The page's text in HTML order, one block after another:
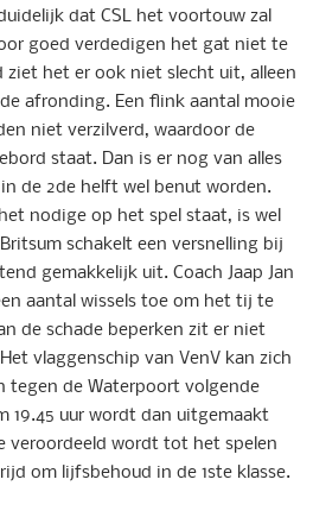
dat CSL het voortouw zal
goed verdedigen het gat niet te
ziet het er ook niet slecht uit, alleen
afronding. Een flink aantal mooie
niet verzilverd, waardoor de
staat. Dan is er nog van alles
de 2de helft wel benut worden.
nodige op het spel staat, is wel
schakelt een versnelling bij
gemakkelijk uit. Coach Jaap Jan
aantal wissels toe om het tij te
de schade beperken zit er niet
vlaggenschip van VenV kan zich
de Waterpoort volgende
19.45 uur wordt dan uitgemaakt
veroordeeld wordt tot het spelen
om lijfsbehoud in de 1ste klasse.